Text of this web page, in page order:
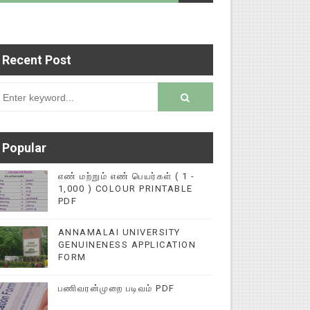
மின்னல் கல்விச் செய்தி இணையதளத்தில்
Recent Post
Popular
எண் மற்றும் எண் பெயர்கள் ( 1 -
1,000 ) COLOUR PRINTABLE
PDF
ANNAMALAI UNIVERSITY
GENUINENESS APPLICATION
FORM
பணிவரன்முறை படிவம் PDF